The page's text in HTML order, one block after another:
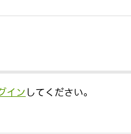
イン してください。